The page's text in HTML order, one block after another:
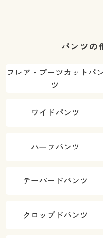
パンツの
フレア・ブーツカットパン
ツ
ワイドパンツ
ハーフパンツ
テーパードパンツ
クロップドパンツ